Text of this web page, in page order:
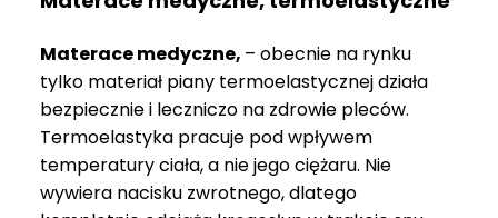
Materace medyczne, – obecnie na rynku
tylko materiał piany termoelastycznej działa
bezpiecznie i leczniczo na zdrowie pleców.
Termoelastyka pracuje pod wpływem
temperatury ciała, a nie jego ciężaru. Nie
wywiera nacisku zwrotnego, dlatego